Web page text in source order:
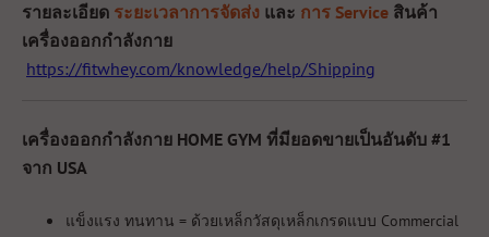
รายละเอียด ระยะเวลาการจัดส่ง และ การ Service สินค้า
เครื่องออกกำลังกาย
https://fitwhey.com/knowledge/help/Shipping
เครื่องออกกำลังกาย HOME GYM ที่มียอดขายเป็นอันดับ #1
จาก USA
แข็งแรง ทนทาน = ด้วยเหล็กวัสดุเหล็กเกรดแบบ Commercial